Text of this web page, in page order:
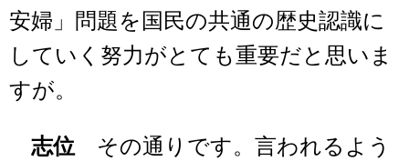
安婦」問題を国民の共通の歴史認識に
していく努力がとても重要だと思いま
すが。
志位その通りです。言われるよう